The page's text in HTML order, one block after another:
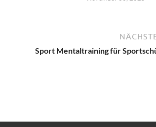
Sport Mentaltraining für